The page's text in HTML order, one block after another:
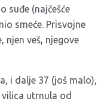
suđe (najčešće
smeće. Prisvojne
njen veš, njegove
i dalje 37 (još malo),
utrnula od